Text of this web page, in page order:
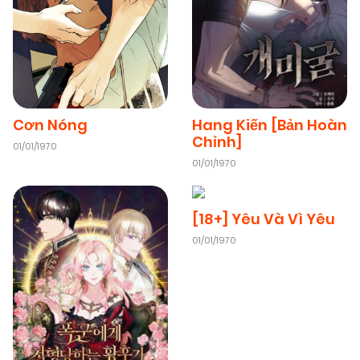
Chapter 49(VIP) 07/06/2026
Chapter 48(VIP) 06/06/2026
Chapter 46(VIP) 05/06/2026
Chapter 45(VIP) 05/06/2026
Chapter 44(VIP) 04/06/2026
Cơn Nóng
01/01/1970
Hang Kiến [Bản Hoàn
Chỉnh]
01/01/1970
[18+] Yêu Và Vì Yêu
01/01/1970